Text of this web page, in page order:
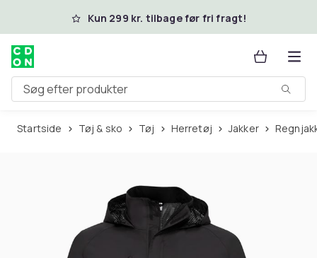
Spring til hovedindhold
Kun 299 kr. tilbage før fri fragt!
Søg efter produkter
Startside Tøj & sko Tøj Herretøj Jakker